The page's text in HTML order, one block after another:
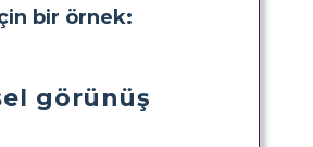
bir örnek:
görünüş